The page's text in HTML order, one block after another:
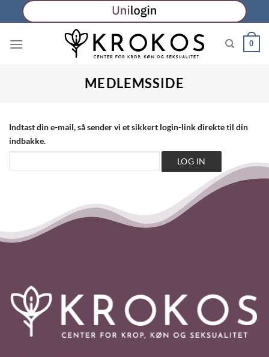
Fortsæt
til
0
MEDLEMSSIDE
Indtast din e-mail, så sender vi et sikkert login-link direkte til din
indbakke.